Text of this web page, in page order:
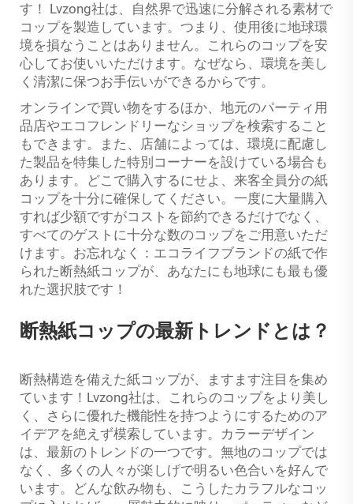
す！ Lvzong社は、自然界で迅速に分解される素材で
コップを製造しています。つまり、使用後に地球環
境を損なうことはありません。これらのコップを安
心してお使いいただけます。なぜなら、環境を美し
く清潔に保つお手伝いができるからです。
オンラインで買い物をするほか、地元のパーティ用
品店やエコフレンドリーなショップを検索すること
もできます。また、店舗によっては、環境に配慮し
た製品を特集した特別コーナーを設けている場合も
あります。どこで購入するにせよ、来客全員分の紙
コップを十分に確保してください。一度に大量購入
すれば少額ですがコストを節約できるだけでなく、
すべてのゲストに十分な数のコップをご用意いただ
けます。お忘れなく：エコライフブランドの紙で作
られた断熱紙コップが、あなたにも地球にも最も優
れた選択肢です！
断熱紙コップの最新トレンドとは？
断熱構造を備えた紙コップが、ますます注目を集め
ています！Lvzong社は、これらのコップをより美し
く、さらに優れた機能性を持つようにするためのア
イデアを絶えず模索しています。カラーデザイン
は、最新のトレンドの一つです。無地のコップでは
なく、多くの人々が楽しげで明るい色合いを好んで
います。どんな飲み物も、こうしたカラフルなコッ